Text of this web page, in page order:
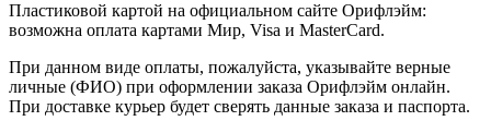
Пластиковой картой на официальном сайте Орифлэйм:
возможна оплата картами Мир, Visa и MasterCard.
При данном виде оплаты, пожалуйста, указывайте верные
личные (ФИО) при оформлении заказа Орифлэйм онлайн.
При доставке курьер будет сверять данные заказа и паспорта.